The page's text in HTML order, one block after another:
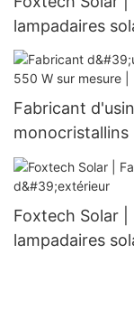
lampadaires
Fabricant
monocristallins
Solar
Foxtech Solar |
lampadaires